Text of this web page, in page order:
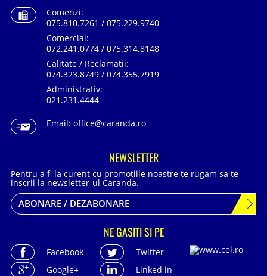
Comenzi:
075.810.7261 / 075.229.9740
Comercial:
072.241.0774 / 075.314.8148
Calitate / Reclamatii:
074.323.8749 / 074.355.7919
Administrativ:
021.231.4444
Email: office@caranda.ro
NEWSLETTER
Pentru a fi la curent cu promotiile noastre te rugam sa te
inscrii la newsletter-ul Caranda.
ABONARE / DEZABONARE
NE GASITI SI PE
Facebook
Twitter
Google+
Linked in